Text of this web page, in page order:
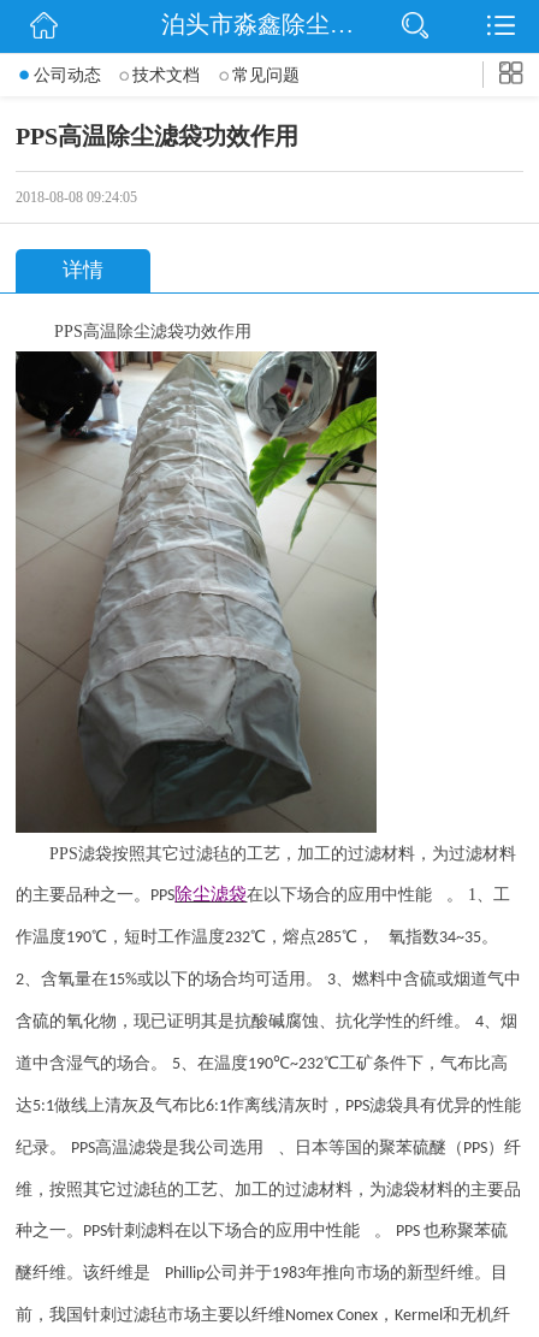
网站首页
泊头市淼鑫除尘配件销售处
公司动态 技术文档 常见问题
PPS高温除尘滤袋功效作用
2018-08-08 09:24:05
详情
PPS高温除尘滤袋功效作用
PPS滤袋按照其它过滤毡的工艺，加工的过滤材料，为过滤材料
的主要品种之一。 PPS除尘滤袋在以下场合的应用中性能 。 1、工
作温度190℃，短时工作温度232℃，熔点285℃， 氧指数34~35。
2、含氧量在15%或以下的场合均可适用。 3、燃料中含硫或烟道气中
含硫的氧化物，现已证明其是抗酸碱腐蚀、抗化学性的纤维。4、烟
道中含湿气的场合。 5、在温度190℃~232℃工矿条件下，气布比高
达5:1做线上清灰及气布比6:1作离线清灰时， PPS滤袋具有优异的性能
纪录。 PPS高温滤袋是我公司选用 、日本等国的聚苯硫醚（ PPS）纤
维，按照其它过滤毡的工艺、加工的过滤材料，为滤袋材料的主要品
种之一。 PPS针刺滤料在以下场合的应用中性能 。 PPS也称聚苯硫
醚纤维。该纤维是 Phillip公司并于1983年推向市场的新型纤维。目
前，我国针刺过滤毡市场主要以纤维Nomex Conex ，Kermel和无机纤